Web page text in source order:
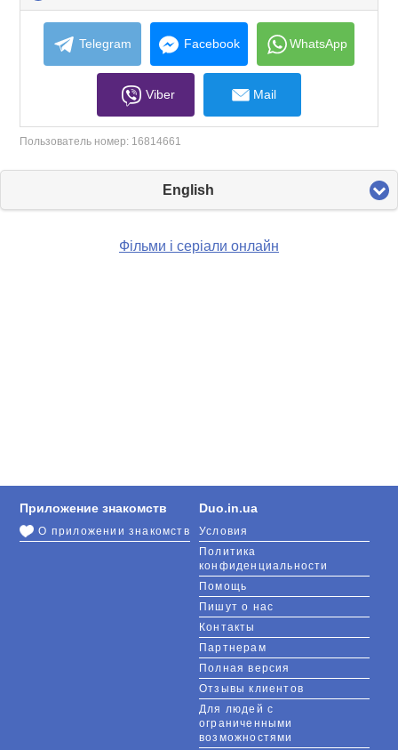
to
collapse
contents
Telegram Facebook WhatsApp
Viber Mail
Пользователь номер: 16814661
English
Фільми і серіали онлайн
Duo.in.ua
Условия
Политика
конфиденциальности
Помощь
Пишут о нас
Контакты
Партнерам
Полная версия
Отзывы клиентов
Для людей с
ограниченными
возможностями
Приложение знакомств
О приложении знакомств